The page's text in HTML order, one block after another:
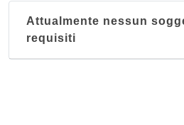
Attualmente nessun
requisiti